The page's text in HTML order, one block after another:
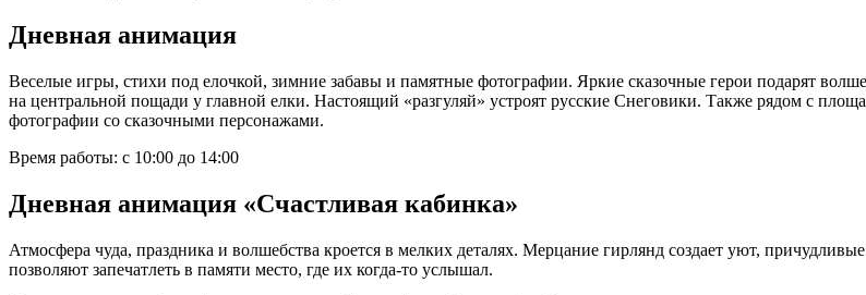
Дневная анимация
Веселые игры, стихи под елочкой, зимние забавы и памятные фотографии. Яркие сказочные герои подарят
на центральной пощади у главной елки. Настоящий «разгуляй» устроят русские Снеговики. Также рядом с
фотографии со сказочными персонажами.
Время работы: с 10:00 до 14:00
Дневная анимация «Счастливая кабинка»
Атмосфера чуда, праздника и волшебства кроется в мелких деталях. Мерцание гирлянд создает уют,
позволяют запечатлеть в памяти место, где их когда-то услышал.